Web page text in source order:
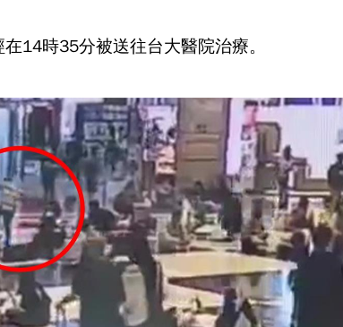
14時35分被送往台大醫院治療。